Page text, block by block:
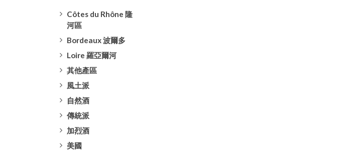
Côtes du Rhône 隆
河區
Bordeaux 波爾多
Loire 羅亞爾河
其他產區
風土派
自然酒
傳統派
加烈酒
美國